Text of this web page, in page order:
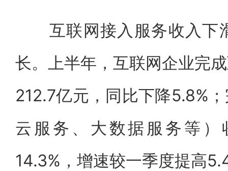
互联网接入服务收入下
长。上半年，互联网企业完
212.7亿元，同比下降5.8%
云服务、大数据服务等
14.3%，增速较一季度提高